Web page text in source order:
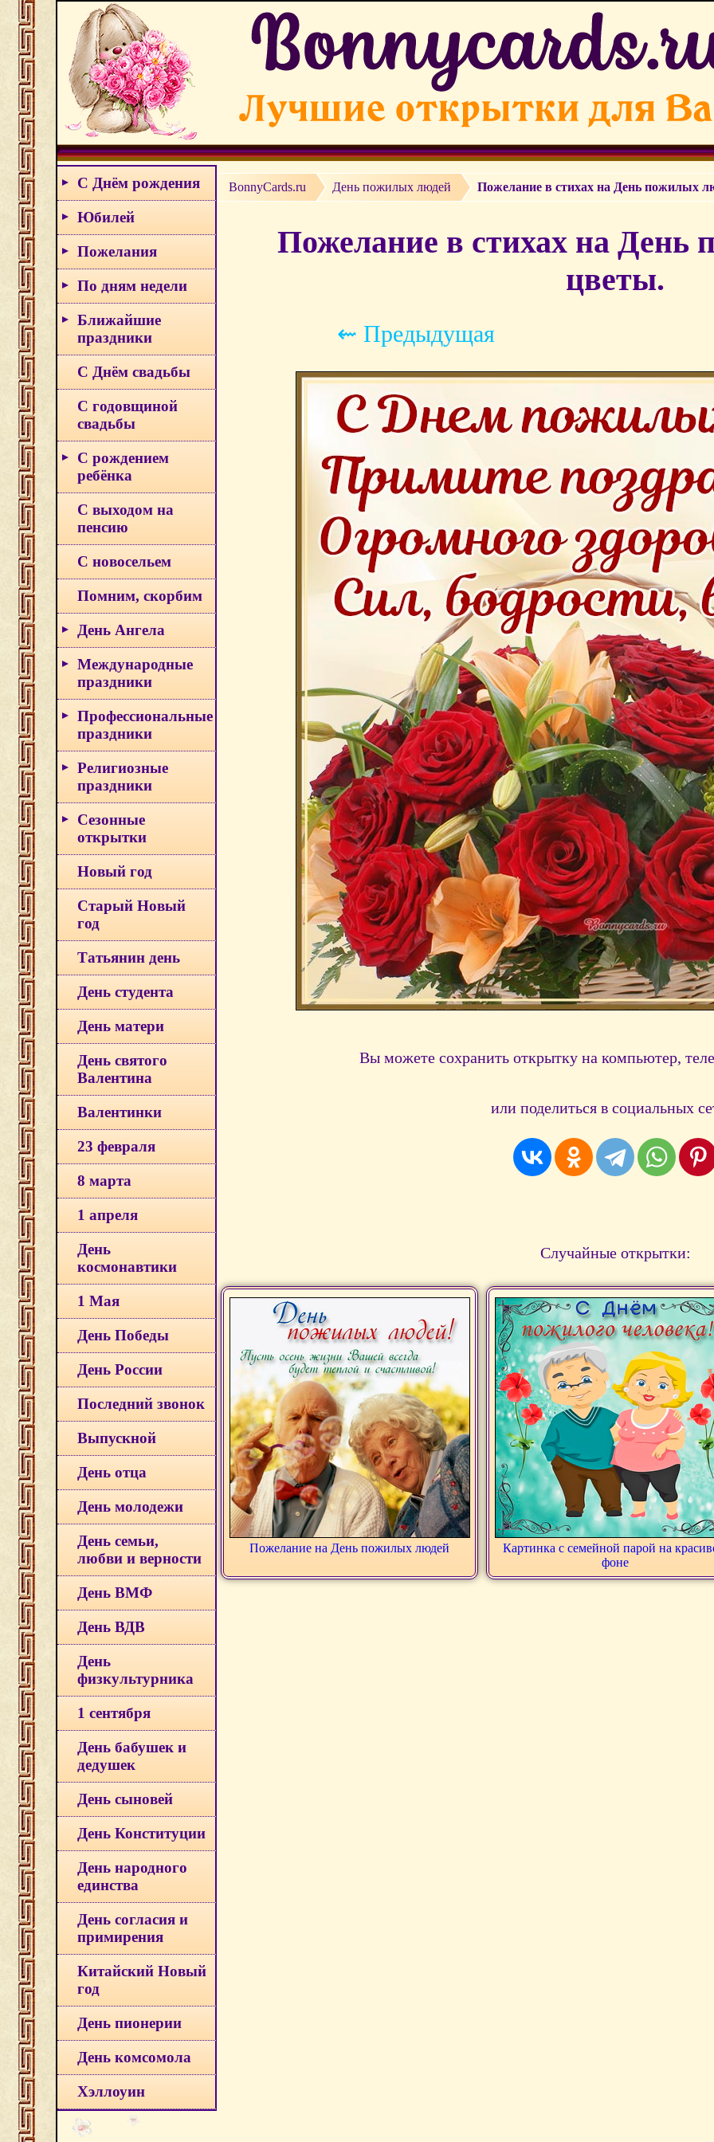
С Днём рождения
Юбилей
Пожелания
По дням недели
Ближайшие
праздники
С Днём свадьбы
С годовщиной
свадьбы
С рождением
ребёнка
С выходом на
пенсию
С новосельем
Помним, скорбим
День Ангела
Международные
праздники
Профессиональные
праздники
Религиозные
праздники
Сезонные
открытки
Новый год
Старый Новый
год
Татьянин день
День студента
День матери
День святого
Валентина
Валентинки
23 февраля
8 марта
1 апреля
День
космонавтики
1 Мая
День Победы
День России
Последний звонок
Выпускной
День отца
День молодежи
День семьи,
любви и верности
День ВМФ
День ВДВ
День
физкультурника
1 сентября
День бабушек и
дедушек
День сыновей
День Конституции
День народного
единства
День согласия и
примирения
Китайский Новый
год
День пионерии
День комсомола
Хэллоуин
BonnyCards.ru День пожилых людей Пожелание в стихах на День пожилых
Пожелание в стихах на День
цветы.
⇜ Предыдущая
Вы можете сохранить открытку на компьютер,
или поделиться в социальных
Случайные открытки:
Пожелание на День пожилых людей
Картинка с семейной парой на
фоне